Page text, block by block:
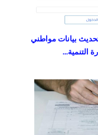
بيانات مواطني
التنمية...